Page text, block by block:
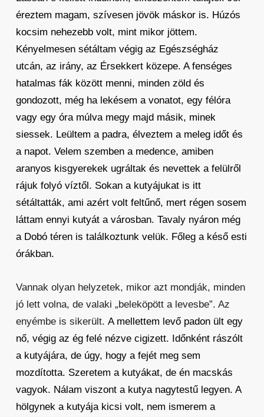
éreztem magam, szívesen jövök máskor is. Húzós
kocsim nehezebb volt, mint mikor jöttem.
Kényelmesen sétáltam végig az Egészségház
utcán, az irány, az Érsekkert közepe. A fenséges
hatalmas fák között menni, minden zöld és
gondozott, még ha lekésem a vonatot, egy félóra
vagy egy óra múlva megy majd másik, minek
siessek. Leültem a padra, élveztem a meleg időt és
a napot. Velem szemben a medence, amiben
aranyos kisgyerekek ugráltak és nevettek a felülről
rájuk folyó víztől. Sokan a kutyájukat is itt
sétáltatták, ami azért volt feltűnő, mert régen sosem
láttam ennyi kutyát a városban. Tavaly nyáron még
a Dobó téren is találkoztunk velük. Főleg a késő esti
órákban.
Vannak olyan helyzetek, mikor azt mondják, minden
jó lett volna, de valaki „beleköpött a levesbe”. Az
enyémbe is sikerült. A mellettem levő padon ült egy
nő, végig az ég felé nézve cigizett. Időnként rászólt
a kutyájára, de úgy, hogy a fejét meg sem
mozdította. Szeretem a kutyákat, de én macskás
vagyok. Nálam viszont a kutya nagytestű legyen. A
hölgynek a kutyája kicsi volt, nem ismerem a